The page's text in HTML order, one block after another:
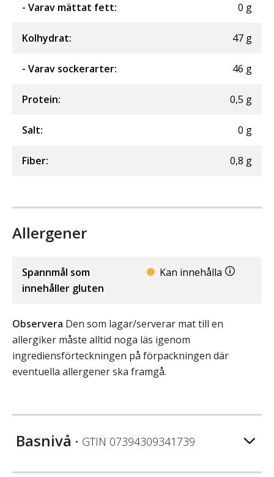
- Varav mättat fett: 0 g
Kolhydrat: 47 g
- Varav sockerarter: 46 g
Protein: 0,5 g
Salt: 0 g
Fiber: 0,8 g
Allergener
Spannmål som
innehåller gluten
Kan innehålla
Observera Den som lagar/serverar mat till en
allergiker måste alltid noga läs igenom
ingrediensförteckningen på förpackningen där
eventuella allergener ska framgå.
Basnivå • GTIN 07394309341739